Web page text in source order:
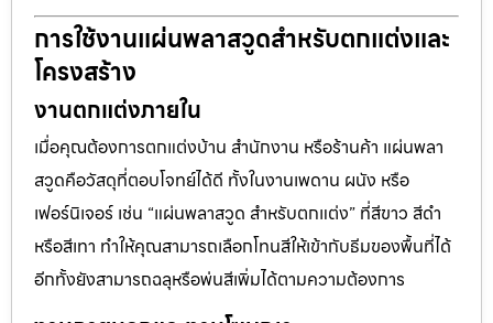
การใช้งานแผ่นพลาสวูดสำหรับตกแต่งและ
โครงสร้าง
งานตกแต่งภายใน
เมื่อคุณต้องการตกแต่งบ้าน สำนักงาน หรือร้านค้า แผ่นพลา
สวูดคือวัสดุที่ตอบโจทย์ได้ดี ทั้งในงานเพดาน ผนัง หรือ
เฟอร์นิเจอร์ เช่น “แผ่นพลาสวูด สำหรับตกแต่ง” ที่สีขาว สีดำ
หรือสีเทา ทำให้คุณสามารถเลือกโทนสีให้เข้ากับธีมของพื้นที่ได้
อีกทั้งยังสามารถฉลุหรือพ่นสีเพิ่มได้ตามความต้องการ